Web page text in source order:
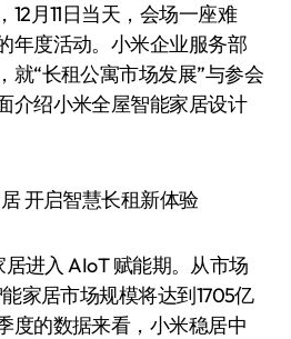
月11日当天，会场一座难
年度活动。小米企业服务部
就“长租公寓市场发展”与参会
介绍小米全屋智能家居设计
进入 AIoT 赋能期。从市场
家居市场规模将达到1705亿
度的数据来看，小米稳居中